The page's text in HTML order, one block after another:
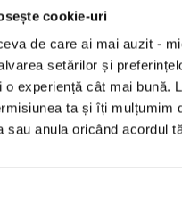
cookie-uri
de care ai mai auzit -
setărilor și
o experiență cât mai bună.
ta și îți mulțumim
sau anula oricând acordul
la...
Lauren Weisberger
grade debut about
John David Anderson